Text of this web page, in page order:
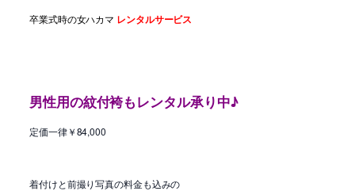
卒業式時の女ハカマ レンタルサービス
男性用の紋付袴もレンタル承り中♪
定価一律￥84,000
着付けと前撮り写真の料金も込みの